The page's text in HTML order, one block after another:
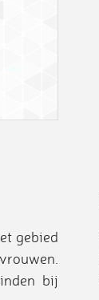
gebied
bij